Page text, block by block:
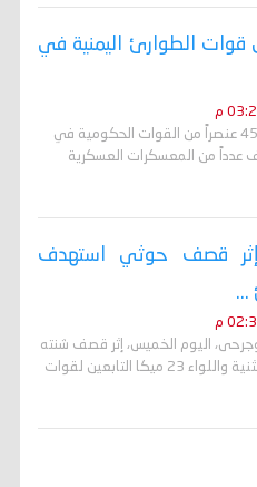
جندياً من قوات الطوارئ اليمنية في
أفادت مصادر عسكرية يمنية بمقتل 45 عنصراً من القوات الحكومية في
عدداً من المعسكرات العسكرية
قصف حوثي استهدف
...
اليوم الخميس، إثر قصف شنته
جماعة الحوثي استهدف معسكري الثنية واللواء 23 ميكا التابعين لقوات